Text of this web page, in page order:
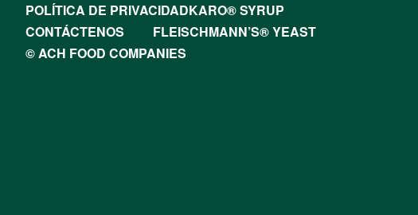
POLÍTICA DE PRIVACIDADKARO® SYRUP
CONTÁCTENOS
FLEISCHMANN’S® YEAST
© ACH FOOD COMPANIES